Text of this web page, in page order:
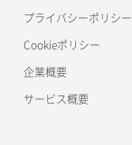
プライバシーポリシー
Cookieポリシー
企業概要
サービス概要